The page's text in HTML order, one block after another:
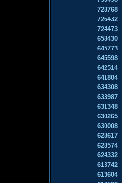
728768
726432
724473
658430
645773
645598
642514
641804
634308
633987
631348
630265
630008
628617
628574
624332
613742
613604